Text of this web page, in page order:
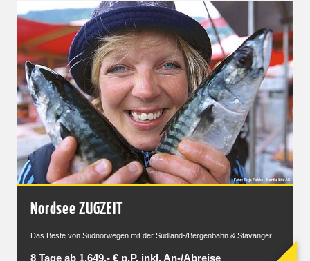
Nordsee ZUGZEIT
Das Beste von Südnorwegen mit der Südland-/Bergenbahn & Stavanger
8 Tage ab 1.649,- € p.P. inkl. An-/Abreise